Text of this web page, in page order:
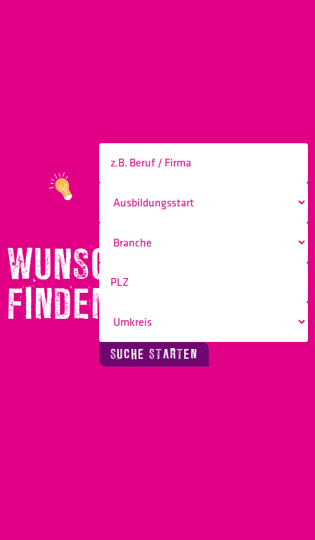
WUNSCHBERUF
FINDEN!
SUCHE STARTEN